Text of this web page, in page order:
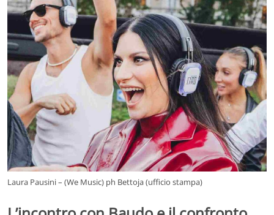
Laura Pausini – (We Music) ph Bettoja (ufficio stampa)